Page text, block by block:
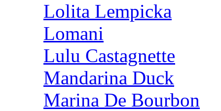
Lolita Lempicka
Lomani
Lulu Castagnette
Mandarina Duck
Marina De Bourbon